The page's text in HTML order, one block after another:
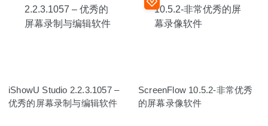
iShowU Studio 2.2.3.1057 –
优秀的屏幕录制与编辑软件
ScreenFlow 10.5.2-非常优秀
的屏幕录像软件